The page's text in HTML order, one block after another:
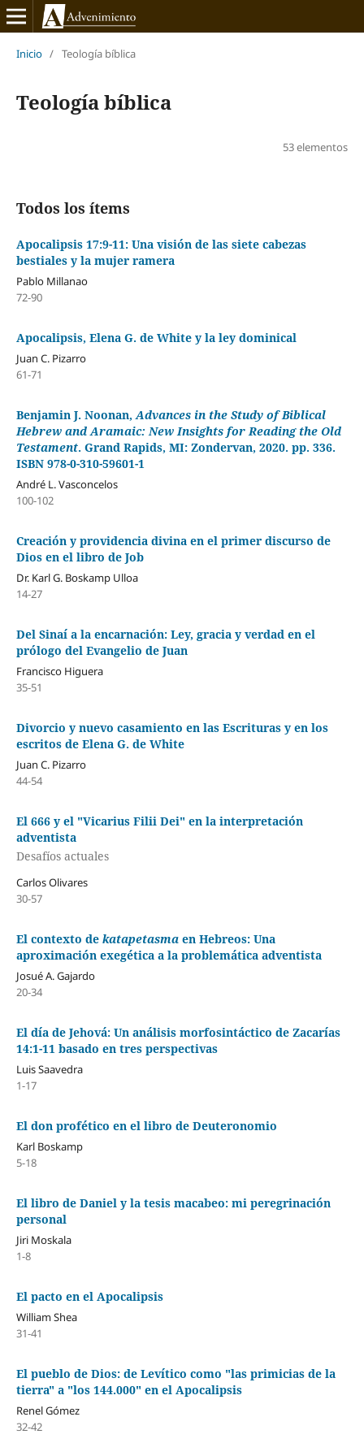
Inicio / Teología bíblica
Teología bíblica
53 elementos
Todos los ítems
Apocalipsis 17:9-11: Una visión de las siete cabezas
bestiales y la mujer ramera
Pablo Millanao
72-90
Apocalipsis, Elena G. de White y la ley dominical
Juan C. Pizarro
61-71
Benjamin J. Noonan,Advances in the Study of Biblical
Hebrew and Aramaic: New Insights for Reading the Old
Testament. Grand Rapids, MI: Zondervan, 2020. pp. 336.
ISBN 978-0-310-59601-1
André L. Vasconcelos
100-102
Creación y providencia divina en el primer discurso de
Dios en el libro de Job
Dr. Karl G. Boskamp Ulloa
14-27
Del Sinaí a la encarnación: Ley, gracia y verdad en el
prólogo del Evangelio de Juan
Francisco Higuera
35-51
Divorcio y nuevo casamiento en las Escrituras y en los
escritos de Elena G. de White
Juan C. Pizarro
44-54
El 666 y el "Vicarius Filii Dei" en la interpretación
adventista
Desafíos actuales
Carlos Olivares
30-57
El contexto de katapetasmaen Hebreos: Una
aproximación exegética a la problemática adventista
Josué A. Gajardo
20-34
El día de Jehová: Un análisis morfosintáctico de Zacarías
14:1-11 basado en tres perspectivas
Luis Saavedra
1-17
El don profético en el libro de Deuteronomio
Karl Boskamp
5-18
El libro de Daniel y la tesis macabeo: mi peregrinación
personal
Jiri Moskala
1-8
El pacto en el Apocalipsis
William Shea
31-41
El pueblo de Dios: de Levítico como "las primicias de la
tierra" a "los 144.000" en el Apocalipsis
Renel Gómez
32-42